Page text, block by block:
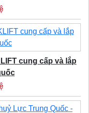
cung cấp và lắp